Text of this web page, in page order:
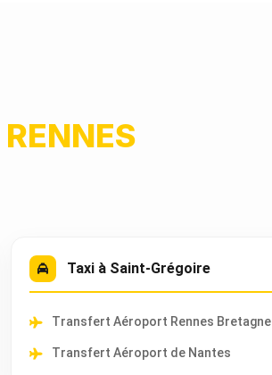
RENNES
Taxi à Saint-Grégoire
Transfert Aéroport Rennes Bretagne
Transfert Aéroport de Nantes